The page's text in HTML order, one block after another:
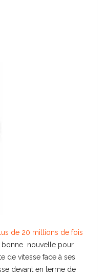
de 20 millions de fois
bonne nouvelle pour
de vitesse face à ses
devant en terme de